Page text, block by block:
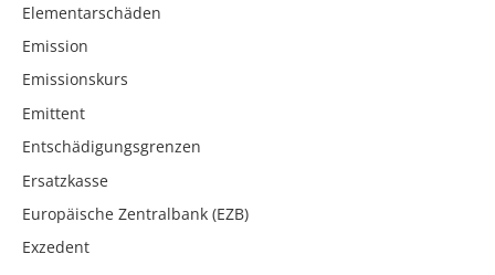
Elementarschäden
Emission
Emissionskurs
Emittent
Entschädigungsgrenzen
Ersatzkasse
Europäische Zentralbank (EZB)
Exzedent